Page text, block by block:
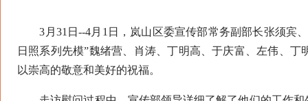
3月31日--4月1日，岚山区委宣传部常务副部长张须宾、
日照系列先模”魏绪营、肖涛、丁明高、于庆富、左伟、
以崇高的敬意和美好的祝福。